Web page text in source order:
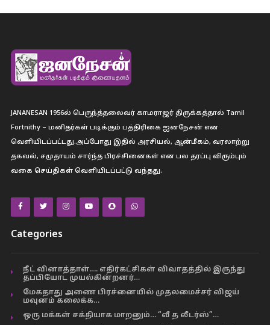
JANANESAN 1956ல் பெருந்த்தலைவர் காமராஜர் திருக்கத்தால் Tamil
Fortnithy – மனிதர்கள் படிக்கும் பத்திரிகை ஐனநேசன் என
வெளியிடப்பட்டது.அப்போது இதில் அரசியல், ஆன்மீகம், வரலாற்று
தகவல், சமுதாயம் சார்ந்த பிரச்சினைகள் என பல தரப்பு விரும்பும்
வகை செய்திகள் வெளியிடப்பட்டு வந்தது.
Categories
நீட் வினாத்தாள்…. எதிர்கட்சிகள் விவாதத்தில் இருந்து
தப்பியோட முயல்கின்றனர்…
மேகதாது அணை பிரச்னையில் முதலமைச்சர் விஜய்
மவுனம் கலைக்க…
ஒரு மக்கள் சக்தியாக மாறனும்… “வீ த லீடர்ஸ்”…